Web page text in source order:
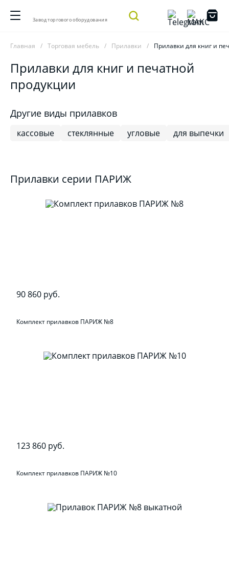
Завод торгового оборудования
Главная Торговая мебель Прилавки Прилавки для книг и
Прилавки для книг и печатной
продукции
Другие виды прилавков
кассовые стеклянные угловые для выпечки
Прилавки серии ПАРИЖ
90 860 руб.
Комплект прилавков ПАРИЖ №8
123 860 руб.
Комплект прилавков ПАРИЖ №10